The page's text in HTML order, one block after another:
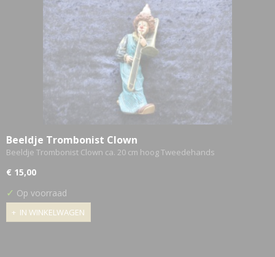
Beeldje Trombonist Clown
Beeldje Trombonist Clown ca. 20 cm hoog Tweedehands
€ 15,00
✓ Op voorraad
IN WINKELWAGEN